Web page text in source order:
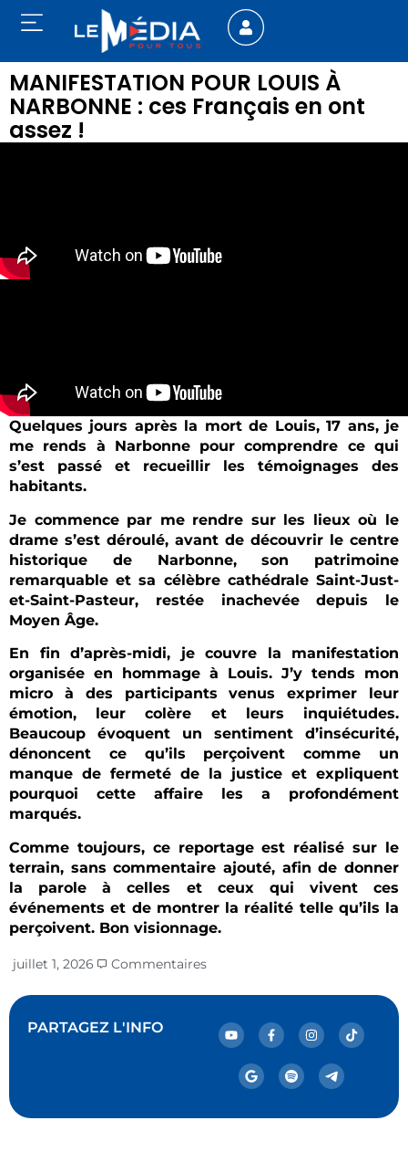
MANIFESTATION POUR LOUIS À
NARBONNE : ces Français en ont
assez !
Quelques jours après la mort de Louis, 17 ans, je
me rends à Narbonne pour comprendre ce qui
s’est passé et recueillir les témoignages des
habitants.
Je commence par me rendre sur les lieux où le
drame s’est déroulé, avant de découvrir le centre
historique de Narbonne, son patrimoine
remarquable et sa célèbre cathédrale Saint-Just-
et-Saint-Pasteur, restée inachevée depuis le
Moyen Âge.
En fin d’après-midi, je couvre la manifestation
organisée en hommage à Louis. J’y tends mon
micro à des participants venus exprimer leur
émotion, leur colère et leurs inquiétudes.
Beaucoup évoquent un sentiment d’insécurité,
dénoncent ce qu’ils perçoivent comme un
manque de fermeté de la justice et expliquent
pourquoi cette affaire les a profondément
marqués.
Comme toujours, ce reportage est réalisé sur le
terrain, sans commentaire ajouté, afin de donner
la parole à celles et ceux qui vivent ces
événements et de montrer la réalité telle qu’ils la
perçoivent. Bon visionnage.
juillet 1, 2026 Commentaires
PARTAGEZ L'INFO